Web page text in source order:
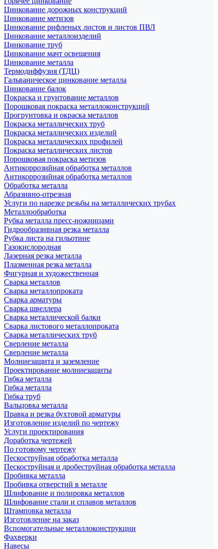
Цинкование дорожных конструкций
Цинкование метизов
Цинкование рифленых листов и листов ПВЛ
Цинкование металлоизделий
Цинкование труб
Цинкование мачт освещения
Цинкование металла
Термодиффузия (ТДЦ)
Гальваническое цинкование металла
Цинкование балок
Покраска и грунтование металлов
Порошковая покраска металлоконструкций
Прогрунтовка и окраска металлов
Покраска металлических труб
Покраска металлических изделий
Покраска металлических профилей
Покраска металлических листов
Порошковая покраска метизов
Антикоррозийная обработка металлов
Антикоррозийная обработка металлов
Обработка металла
Абразивно-отрезная
Услуги по нарезке резьбы на металлических трубах
Металлообработка
Рубка металла пресс-ножницами
Гидрообразивная резка металла
Рубка листа на гильотине
Газокислородная
Лазерная резка металла
Плазменная резка металла
Фигурная и художественная
Сварка металлов
Сварка металлопроката
Сварка арматуры
Сварка швеллера
Сварка металлической балки
Сварка листового металлопроката
Сварка металлических труб
Сверление металла
Сверление металла
Молниезащита и заземление
Проектирование молниезащиты
Гибка металла
Гибка металла
Гибка труб
Вальцовка металла
Правка и резка бухтовой арматуры
Изготовление изделий по чертежу
Услуги проектирования
Доработка чертежей
По готовому чертежу
Пескоструйная обработка металла
Пескоструйная и дробеструйная обработка металла
Пробивка металла
Пробивка отверстий в металле
Шлифование и полировка металлов
Шлифование стали и сплавов металлов
Штамповка металла
Изготовление на заказ
Вспомогательные металлоконструкции
Фахверки
Навесы